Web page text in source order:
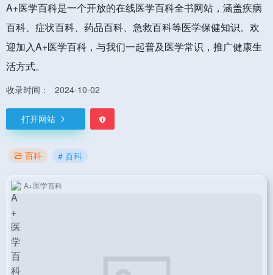
A+医学百科是一个开放的在线医学百科全书网站，涵盖疾病
百科、症状百科、药品百科、急救百科等医学保健知识。欢
迎加入A+医学百科，与我们一起普及医学常识，推广健康生
活方式。
收录时间： 2024-10-02
打开网站
百科 # 百科
A+医学百科